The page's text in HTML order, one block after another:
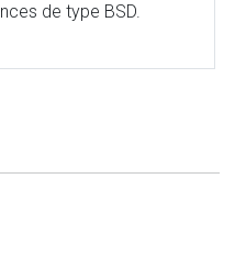
de type BSD.